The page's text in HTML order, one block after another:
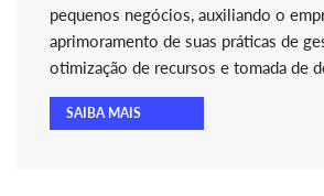
pequenos negócios, auxiliando o
aprimoramento de suas práticas de
otimização de recursos e tomada de
SAIBA MAIS